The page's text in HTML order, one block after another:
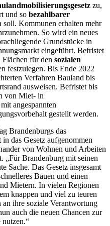
zu,
und so bezahlbarer
soll. Kommunen erhalten mehr
So wird ein neues
Grundstücke in
eingeführt. Befristet
für den sozialen
festzulegen. Bis Ende 2022
Verfahren Bauland bis
ausweisen. Befristet bis
von Miet- in
angespannten
gestellt werden.
Brandenburgs das
in das Gesetz aufgenommen
von Wohnen und Arbeiten
„Für Brandenburg mit seinen
Sache. Das Gesetz insgesamt
Bauen und einen
Mietern. In vielen Regionen
knappen und viel zu teuren
ihre soziale Verantwortung
auch die neuen Chancen zur
nutzen.“